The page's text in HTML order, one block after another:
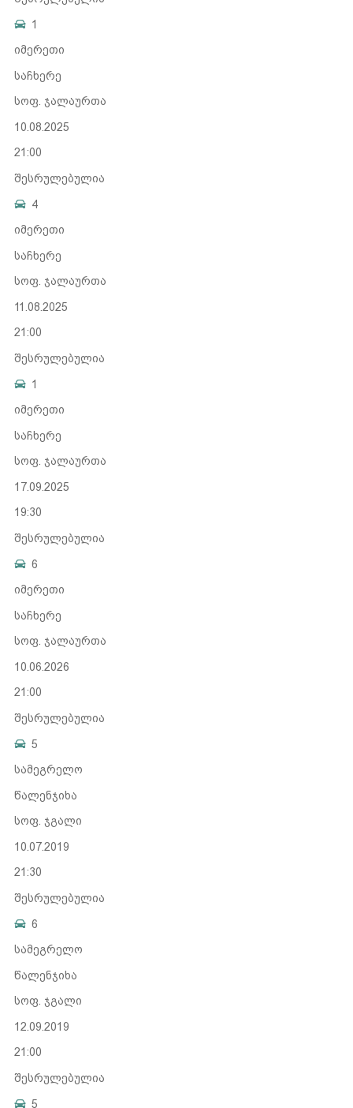
1
იმერეთი
საჩხერე
სოფ. ჯალაურთა
10.08.2025
21:00
შესრულებულია
4
იმერეთი
საჩხერე
სოფ. ჯალაურთა
11.08.2025
21:00
შესრულებულია
1
იმერეთი
საჩხერე
სოფ. ჯალაურთა
17.09.2025
19:30
შესრულებულია
6
იმერეთი
საჩხერე
სოფ. ჯალაურთა
10.06.2026
21:00
შესრულებულია
5
სამეგრელო
წალენჯიხა
სოფ. ჯგალი
10.07.2019
21:30
შესრულებულია
6
სამეგრელო
წალენჯიხა
სოფ. ჯგალი
12.09.2019
21:00
შესრულებულია
5